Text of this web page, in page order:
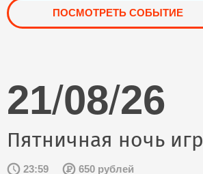
ПОСМОТРЕТЬ СОБЫТИЕ
21/08/26
Пятничная ночь игр
23:59 650 рублей